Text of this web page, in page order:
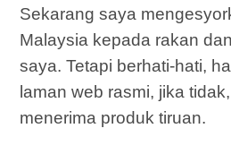
Sekarang saya
Malaysia kepada rakan
saya. Tetapi berhati-hati,
laman web rasmi, jika
menerima produk tiruan.